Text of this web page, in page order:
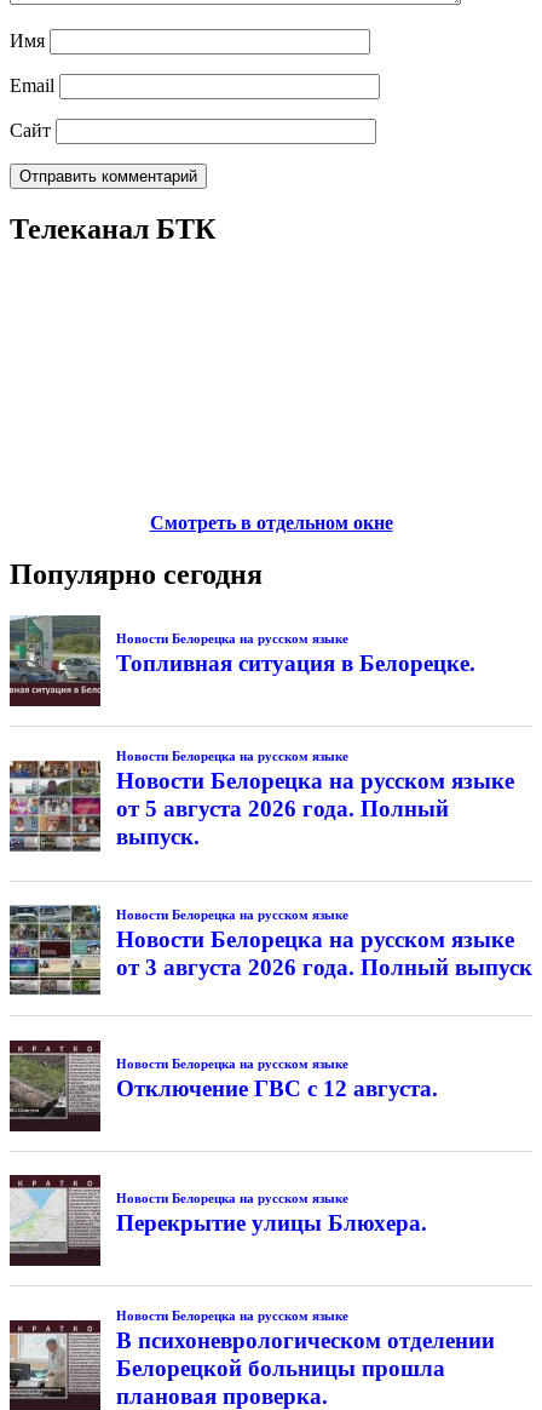
Имя
Email
Сайт
Телеканал БТК
Смотреть в отдельном окне
Популярно сегодня
Новости Белорецка на русском языке
Топливная ситуация в Белорецке.
Новости Белорецка на русском языке
Новости Белорецка на русском языке
от 5 августа 2026 года. Полный
выпуск.
Новости Белорецка на русском языке
Новости Белорецка на русском языке
от 3 августа 2026 года. Полный выпуск
Новости Белорецка на русском языке
Отключение ГВС с 12 августа.
Новости Белорецка на русском языке
Перекрытие улицы Блюхера.
Новости Белорецка на русском языке
В психоневрологическом отделении
Белорецкой больницы прошла
плановая проверка.